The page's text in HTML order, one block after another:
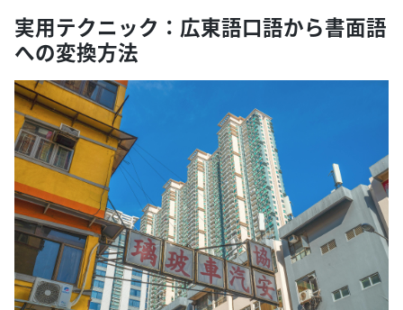
実用テクニック：広東語口語から書面語
への変換方法